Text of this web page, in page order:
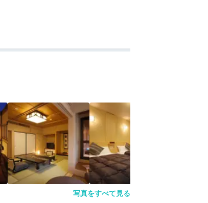
写真をすべて見る